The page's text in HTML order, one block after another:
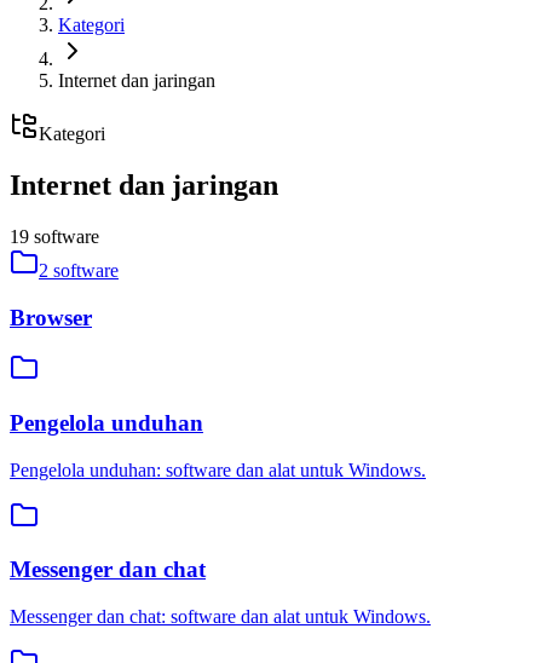
Kategori
Internet dan jaringan
Kategori
Internet dan jaringan
19 software
2 software
Browser
Pengelola unduhan
Pengelola unduhan: software dan alat untuk Windows.
Messenger dan chat
Messenger dan chat: software dan alat untuk Windows.